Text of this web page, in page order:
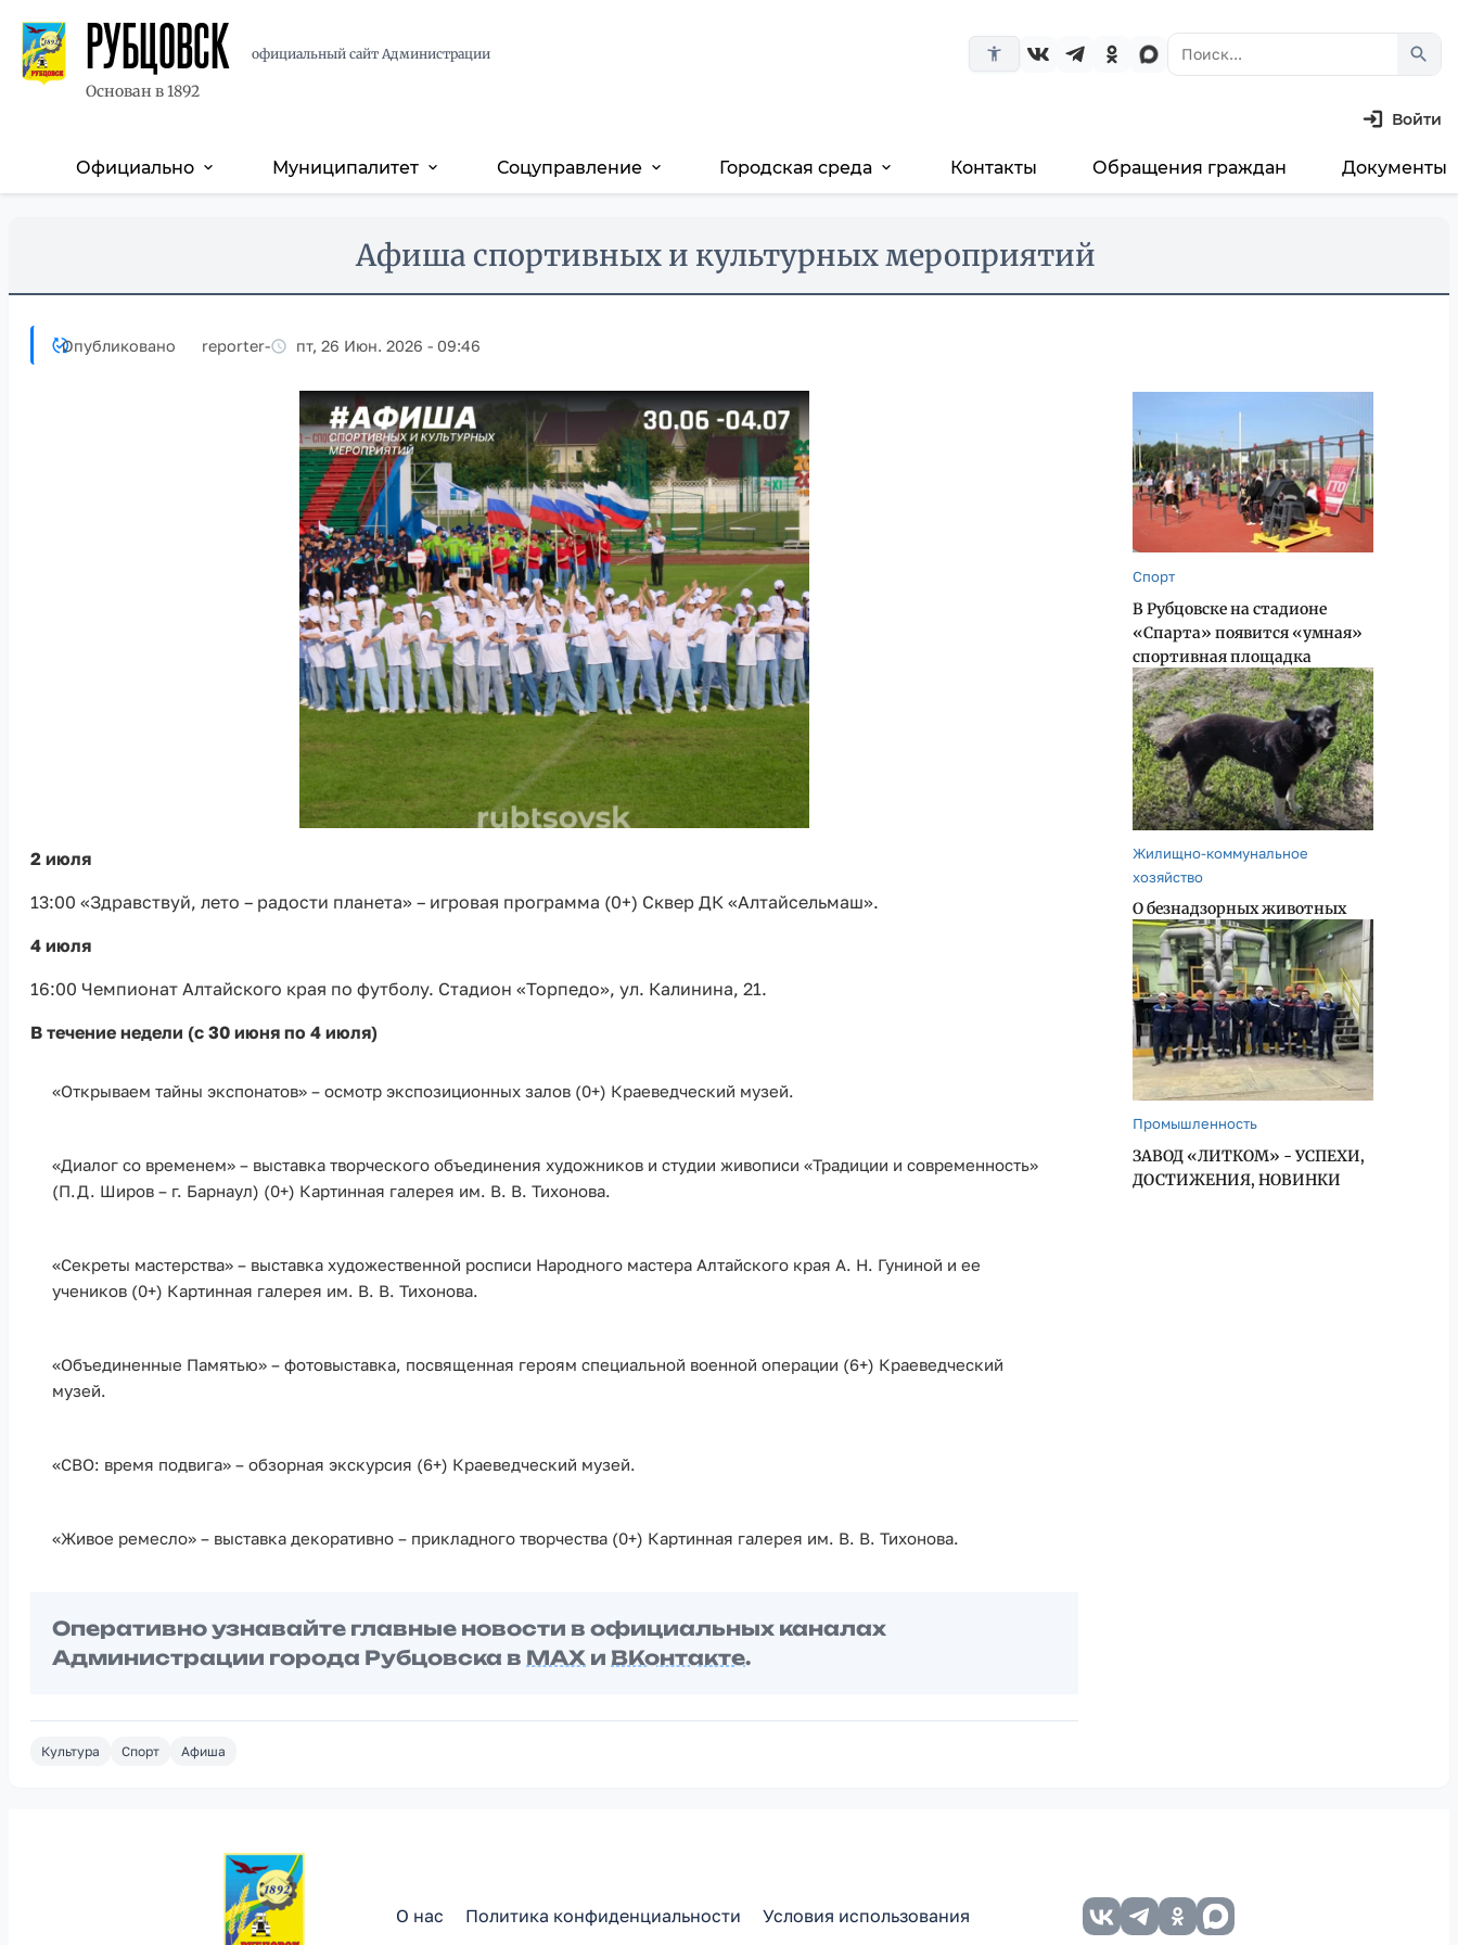
РУБЦОВСК
Основан в 1892
официальный сайт Администрации accessibility_new search
Войти
Основная
Официально expand_more Муниципалитет expand_more Соцуправление expand_more Городская среда expand_more Контакты Обращения граждан Документы
Афиша спортивных и культурных мероприятий ⁣
Опубликовано reporter- пт, 26 Июн. 2026 - 09:46
2 июля
13:00 «Здравствуй, лето – радости планета» – игровая программа (0+) Сквер ДК «Алтайсельмаш».
4 июля
16:00 Чемпионат Алтайского края по футболу. Стадион «Торпедо», ул. Калинина, 21.
В течение недели (с 30 июня по 4 июля)
«Открываем тайны экспонатов» – осмотр экспозиционных залов (0+) Краеведческий музей.
«Диалог со временем» – выставка творческого объединения художников и студии живописи «Традиции и современность»
(П.Д. Широв – г. Барнаул) (0+) Картинная галерея им. В. В. Тихонова.
«Секреты мастерства» – выставка художественной росписи Народного мастера Алтайского края А. Н. Гуниной и ее
учеников (0+) Картинная галерея им. В. В. Тихонова.
«Объединенные Памятью» – фотовыставка, посвященная героям специальной военной операции (6+) Краеведческий
музей.
«СВО: время подвига» – обзорная экскурсия (6+) Краеведческий музей.
«Живое ремесло» – выставка декоративно – прикладного творчества (0+) Картинная галерея им. В. В. Тихонова.
Оперативно узнавайте главные новости в официальных каналах
Администрации города Рубцовска в MAX и ВКонтакте.
Культура Спорт Афиша
Спорт
В Рубцовске на стадионе
«Спарта» появится «умная»
спортивная площадка
Жилищно-коммунальное
хозяйство
О безнадзорных животных
Промышленность
ЗАВОД «ЛИТКОМ» - УСПЕХИ,
ДОСТИЖЕНИЯ, НОВИНКИ
О нас Политика конфиденциальности Условия использования